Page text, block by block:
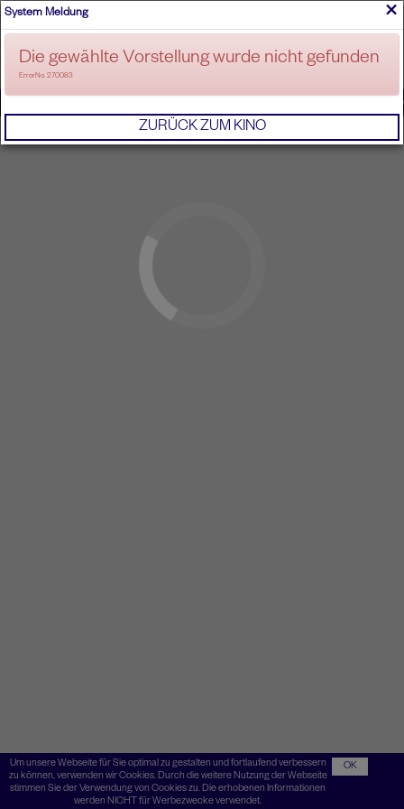
ANMELDEN
Um unsere Webseite für Sie optimal zu gestalten und fortlaufend verbessern
zu können, verwenden wir Cookies. Durch die weitere Nutzung der Webseite
stimmen Sie der Verwendung von Cookies zu. Die erhobenen Informationen
werden NICHT für Werbezwecke verwendet.
OK
×
System Meldung
Die gewählte Vorstellung wurde nicht gefunden
ErrorNo. 270083
ZURÜCK ZUM KINO